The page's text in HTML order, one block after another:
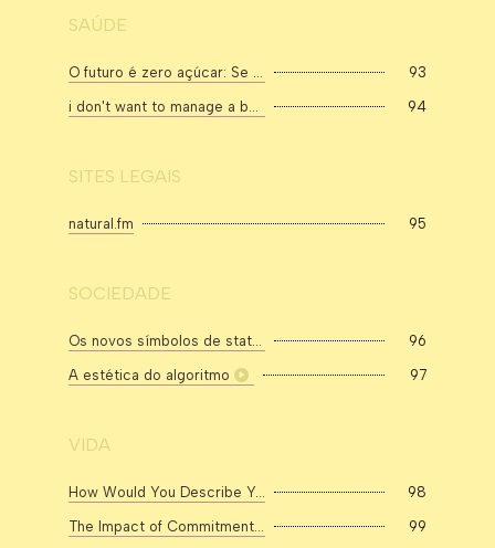
SAÚDE
O futuro é zero açúcar: Se estaremos mais saudáveis ou mais magros é outra história 93
i don't want to manage a body, i want to live in one 🌀 body trends, self-surveillance, and pleasure 94
SITES LEGAIS
natural.fm 95
SOCIEDADE
Os novos símbolos de status 96
A estética do algoritmo 97
VIDA
How Would You Describe Yourself in Five Words? 98
The Impact of Commitment, Accountability, and Written Goals on Goal Achievement 99